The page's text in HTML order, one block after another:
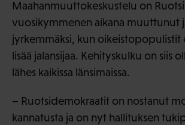
Maahanmuuttokeskustelu on
vuosikymmenen aikana muuttunut
jyrkemmäksi, kun oikeistopopulistit
lisää jalansijaa. Kehityskulku on siis
lähes kaikissa länsimaissa.
– Ruotsidemokraatit on nostanut
kannatusta ja on nyt hallituksen